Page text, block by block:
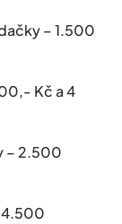
– 1.500
Kč a 4
– 2.500
4.500